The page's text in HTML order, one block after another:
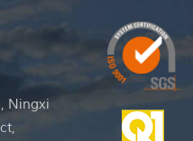
Ningxi